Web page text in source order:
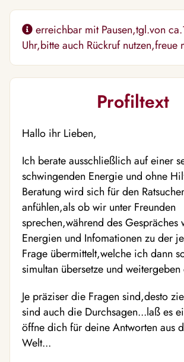
erreichbar mit Pausen,tgl.von
Uhr,bitte auch Rückruf nutzen,freue
Profiltext
Hallo ihr Lieben,
Ich berate ausschließlich auf einer
schwingenden Energie und ohne
Beratung wird sich für den
anfühlen,als ob wir unter Freunden
sprechen,während des Gespräches
Energien und Infomationen zu der
Frage übermittelt,welche ich dann
simultan übersetze und
Je präziser die Fragen sind,desto
sind auch die Durchsagen...laß es
öffne dich für deine Antworten aus
Welt...